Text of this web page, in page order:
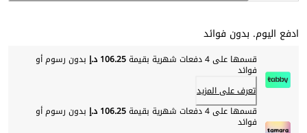
ادفع اليوم. بدون فوائد
قسمها على 4 دفعات شهرية بقيمة 106.25 د.إ بدون رسوم أو
فوائد
تعرف على المزيد
قسمها على 4 دفعات شهرية بقيمة
106.25 د.إ بدون رسوم أو
فوائد